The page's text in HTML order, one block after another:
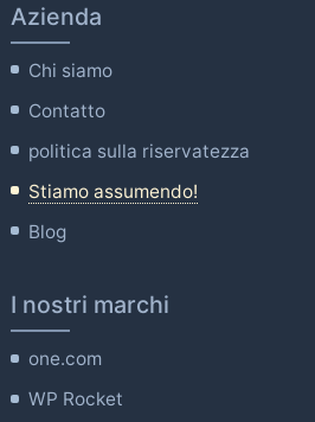
Azienda
Chi siamo
Contatto
politica sulla riservatezza
Stiamo assumendo!
Blog
I nostri marchi
one.com
WP Rocket